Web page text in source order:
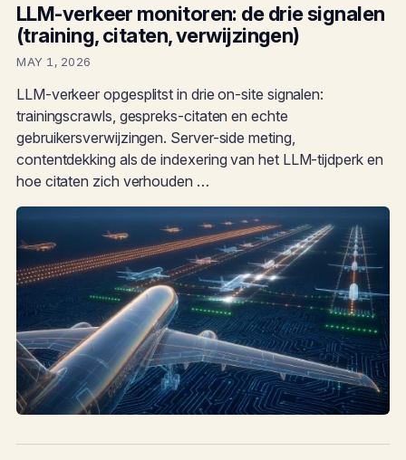
LLM-verkeer monitoren: de drie signalen
(training, citaten, verwijzingen)
MAY 1, 2026
LLM-verkeer opgesplitst in drie on-site signalen:
trainingscrawls, gespreks-citaten en echte
gebruikersverwijzingen. Server-side meting,
contentdekking als de indexering van het LLM-tijdperk en
hoe citaten zich verhouden …